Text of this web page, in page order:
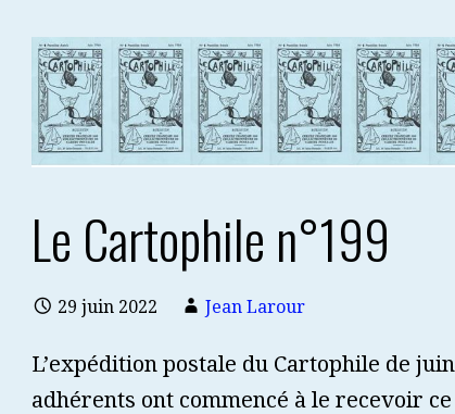
Le Cartophile n°199
29 juin 2022 Jean Larour
L’expédition postale du Cartophile de
adhérents ont commencé à le recevoir